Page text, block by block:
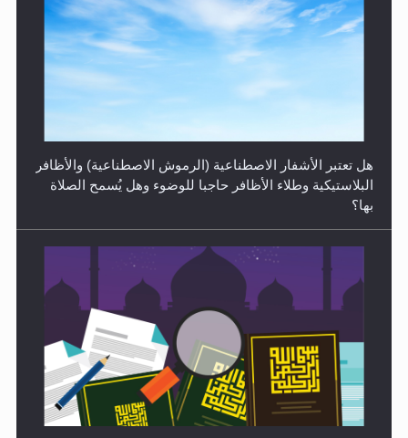
الهجرة: بحث عن الأمن والسلام في سبيل إرساء الأمن
هل تعتبر الأشفار الاصطناعية (الرموش الاصطناعية) والأظافر
البلاستيكية وطلاء الأظافر حاجبا للوضوء وهل يُسمح الصلاة
بها؟